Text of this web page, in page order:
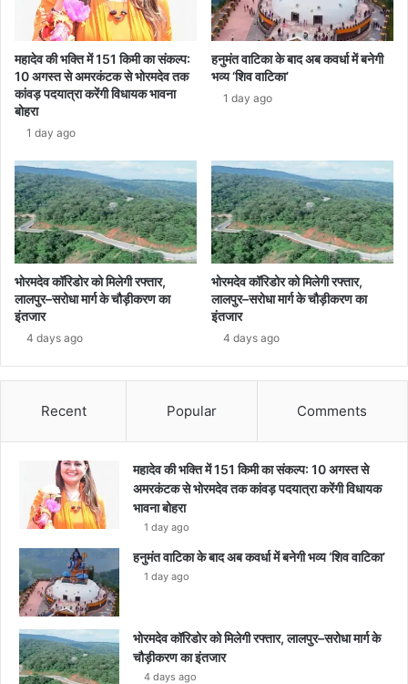
महादेव की भक्ति में 151 किमी का संकल्प:
10 अगस्त से अमरकंटक से भोरमदेव तक
कांवड़ पदयात्रा करेंगी विधायक भावना
बोहरा
1 day ago
हनुमंत वाटिका के बाद अब कवर्धा में बनेगी
भव्य ‘शिव वाटिका’
1 day ago
भोरमदेव कॉरिडोर को मिलेगी रफ्तार,
लालपुर–सरोधा मार्ग के चौड़ीकरण का
इंतजार
4 days ago
भोरमदेव कॉरिडोर को मिलेगी रफ्तार,
लालपुर–सरोधा मार्ग के चौड़ीकरण का
इंतजार
4 days ago
Recent Popular Comments
महादेव की भक्ति में 151 किमी का संकल्प: 10 अगस्त से
अमरकंटक से भोरमदेव तक कांवड़ पदयात्रा करेंगी विधायक
भावना बोहरा
1 day ago
हनुमंत वाटिका के बाद अब कवर्धा में बनेगी भव्य ‘शिव वाटिका’
1 day ago
भोरमदेव कॉरिडोर को मिलेगी रफ्तार, लालपुर–सरोधा मार्ग के
चौड़ीकरण का इंतजार
4 days ago